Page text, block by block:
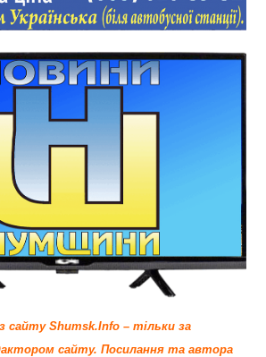
сайту Shumsk.Info – тільки за
сайту. Посилання та автора